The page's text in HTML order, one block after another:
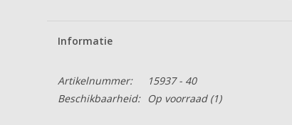
Informatie
Artikelnummer:
15937 - 40
Beschikbaarheid:
Op voorraad(1)